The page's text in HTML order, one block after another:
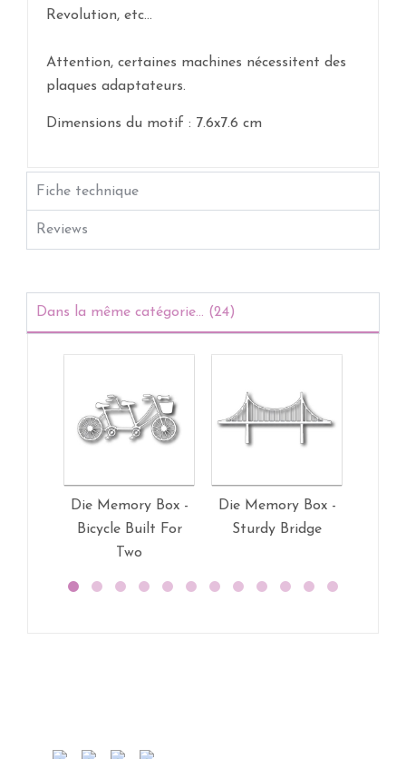
Revolution, etc...
Attention, certaines machines nécessitent des
plaques adaptateurs.
Dimensions du motif : 7.6x7.6 cm
Fiche technique
Reviews
Dans la même catégorie... (24)
Die Memory Box -
Bicycle Built For
Two
Die Memory Box -
Sturdy Bridge